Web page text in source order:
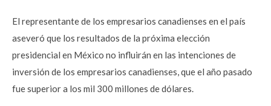
El representante de los empresarios canadienses en el país
aseveró que los resultados de la próxima elección
presidencial en México no influirán en las intenciones de
inversión de los empresarios canadienses, que el año pasado
fue superior a los mil 300 millones de dólares.